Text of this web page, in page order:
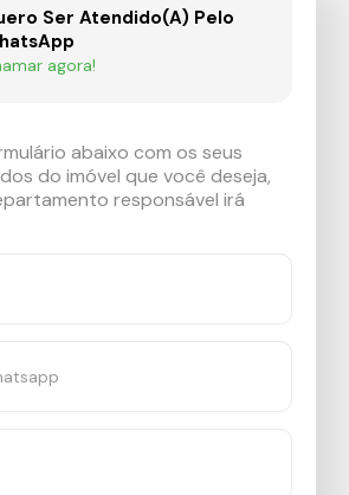
Ser Atendido(a) Pelo
agora!
abaixo com os seus
do imóvel que você deseja,
responsável irá